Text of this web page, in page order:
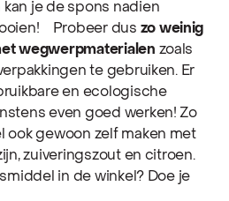
je de spons nadien
Probeer dus zo weinig
wegwerpmaterialen zoals
te gebruiken. Er
en ecologische
even goed werken! Zo
ook gewoon zelf maken met
zuiveringszout en citroen.
in de winkel? Doe je